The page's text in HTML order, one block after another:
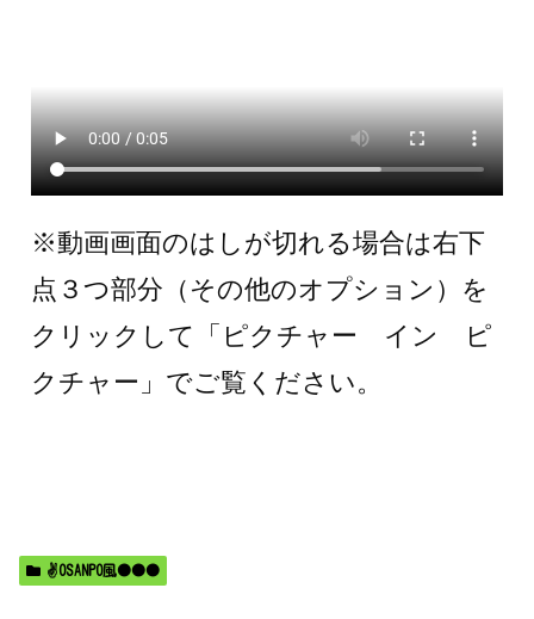
※動画画面のはしが切れる場合は右下
点３つ部分（その他のオプション）を
クリックして「ピクチャー イン ピ
クチャー」でご覧ください。
✌️OSANPO風●●●